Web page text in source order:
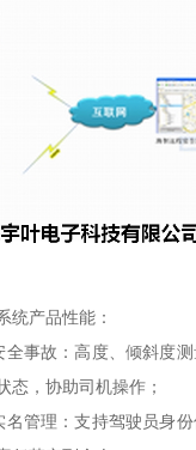
统产品性能：
全事故：高度、倾斜度
态，协助司机操作；
名管理：支持驾驶员身